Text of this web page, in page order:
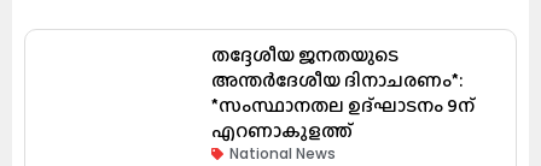
തദ്ദേശീയ ജനതയുടെ
അന്തർദേശീയ ദിനാചരണം*:
*സംസ്ഥാനതല ഉദ്ഘാടനം 9ന്
എറണാകുളത്ത്
National News